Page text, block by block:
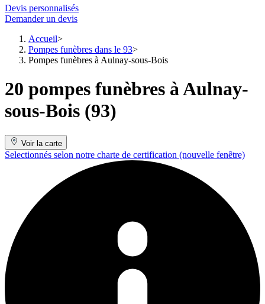
Devis personnalisés
Demander un devis
Accueil
Pompes funèbres dans le 93
Pompes funèbres à Aulnay-sous-Bois
20 pompes funèbres à Aulnay-
sous-Bois (93)
Voir la carte
Selectionnés selon notre charte de certification (nouvelle fenêtre)